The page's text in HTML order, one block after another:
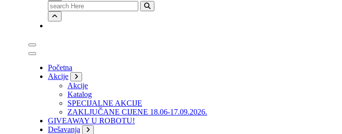
Search
for:
Početna
Akcije
Akcije
Katalog
SPECIJALNE AKCIJE
ZAKLJUČANE CIJENE 18.06-17.09.2026.
GIVEAWAY U ROBOTU!
Dešavanja